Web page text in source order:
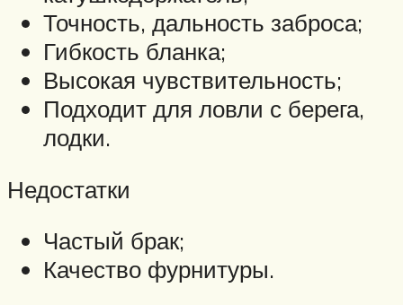
Точность, дальность заброса;
Гибкость бланка;
Высокая чувствительность;
Подходит для ловли с берега,
лодки.
Недостатки
Частый брак;
Качество фурнитуры.